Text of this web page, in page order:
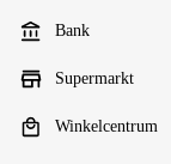
Bank
Supermarkt
Winkelcentrum